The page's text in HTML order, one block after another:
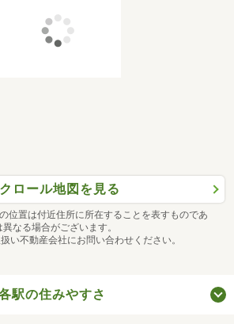
ロール地図を見る
位置は付近住所に所在することを表すものであ
なる場合がございます。
い不動産会社にお問い合わせください。
駅の住みやすさ